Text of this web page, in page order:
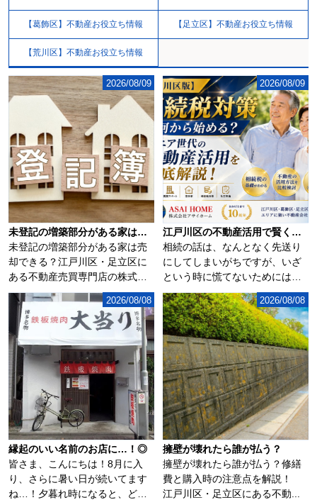
【葛飾区】不動産お役立ち情報 【足立区】不動産お役立ち情報
【荒川区】不動産お役立ち情報
未登記の増築部分がある家は売却できる？
未登記の増築部分がある家は売
却できる？江戸川区・足立区に
ある不動産売買専門店の株式会
社アサイホームで...
2026/08/09
江戸川区の不動産活用で賢く相続税対策！家族が安心できる生前準備の進め方
相続の話は、なんとなく先送り
にしてしまいがちですが、いざ
という時に慌てないためには、
早めの相続税対策...
2026/08/09
縁起のいい名前のお店に…！◎
皆さま、こんにちは！8月に入
り、さらに暑い日が続いてます
ね…！夕暮れ時になると、どこ
2026/08/08
擁壁が壊れたら誰が払う？
擁壁が壊れたら誰が払う？修繕
費と購入時の注意点を解説！
江戸川区・足立区にある不動...
2026/08/08